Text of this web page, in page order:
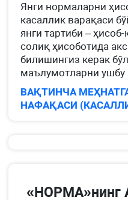
Янги нормаларни
касаллик варақаси
янги тартиби –
солиқ ҳисоботида
билишингиз керак
маълумотларни ушбу
ВАҚТИНЧА
НАФАҚАСИ
«НОРМА»нинг